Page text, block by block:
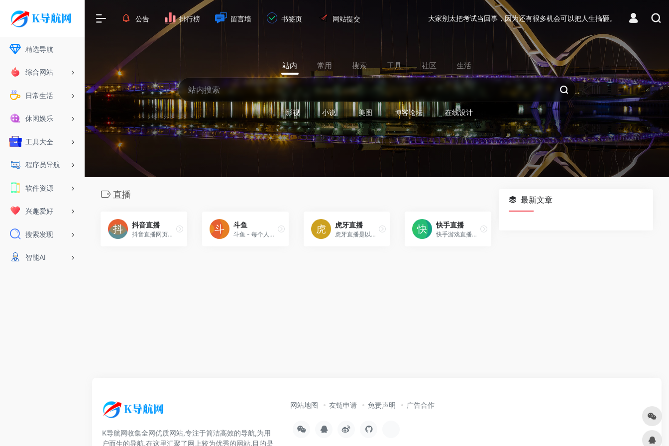
精选导航
综合网站
日常生活
休闲娱乐
工具大全
程序员导航
软件资源
兴趣爱好
搜索发现
智能AI
公告 排行榜 留言墙 书签页 网站提交 大家别太把考试当回事，因为还有很多机会可以把人生搞砸。
站内 常用 搜索 工具 社区 生活
影视 小说 美图 博客论坛 在线设计
直播
抖音直播
抖音直播网页版 - 抖音已经支持在电脑上看直播啦！抖音直播PC版已支持热门网络游戏、棋牌游戏、单机游戏的直播内容。抖音-记录美好生活的视频平台
斗鱼
斗鱼 - 每个人的直播平台
虎牙直播
虎牙直播是以游戏直播为主的弹幕式互动直播平台，累计注册用户2亿，提供热门游戏直播、电竞赛事直播与游戏赛事直播，手游直播等。包含英雄联盟lol，王者荣耀，绝地求生
快手直播
快手游戏直播，又快又好的游戏直播。
最新文章
K导航网收集全网优质网站,专注于简洁高效的导航,为用
户而生的导航,在这里汇聚了网上较为优秀的网站,目的是
网站地图 友链申请 免责声明 广告合作